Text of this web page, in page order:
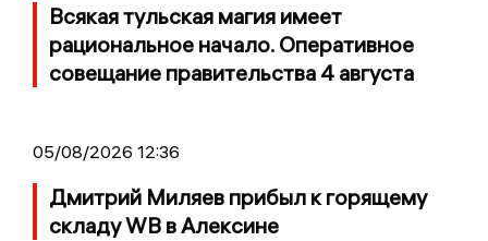
Всякая тульская магия имеет
рациональное начало. Оперативное
совещание правительства 4 августа
05/08/2026 12:36
Дмитрий Миляев прибыл к горящему
складу WB в Алексине